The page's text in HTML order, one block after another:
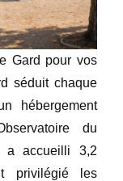
Gard pour vos
séduit chaque
hébergement
du
a accueilli 3,2
privilégié les